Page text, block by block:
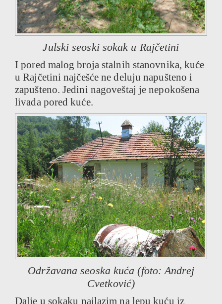
Julski seoski sokak u Rajčetini
I pored malog broja stalnih stanovnika, kuće
u Rajčetini najčešće ne deluju napušteno i
zapušteno. Jedini nagoveštaj je nepokošena
livada pored kuće.
Održavana seoska kuća (foto: Andrej
Cvetković)
Dalje u sokaku nailazim na lepu kuću iz